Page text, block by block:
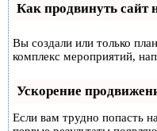
Как продвинуть сайт
Вы создали или только
комплекс мероприятий,
Ускорение
Если вам трудно попасть